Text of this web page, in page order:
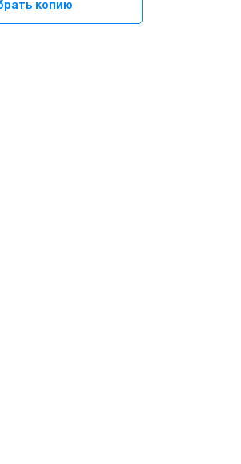
копию